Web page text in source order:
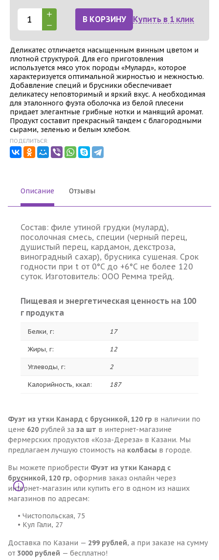
В КОРЗИНУ Купить в 1 клик
Деликатес отличается насыщенным винным цветом и
плотной структурой. Для его приготовления
используется мясо уток породы «Мулард», которое
характеризуется оптимальной жирностью и нежностью.
Добавление специй и брусники обеспечивает
деликатесу неповторимый и яркий вкус. А необходимая
для эталонного фуэта оболочка из белой плесени
придает элегантные грибные нотки и манящий аромат.
Продукт составит прекрасный тандем с благородными
сырами, зеленью и белым хлебом.
ПОДЕЛИТЬСЯ:
Описание Отзывы
Состав: филе утиной грудки (мулард),
посолочная смесь, специи (черный перец,
душистый перец, кардамон, декстроза,
виноградный сахар), брусника сушеная. Срок
годности при t от 0°С до +6°С не более 120
суток. Изготовитель: ООО Ремма трейд.
Пищевая и энергетическая ценность на 100
г продукта
Белки, г: 17
Жиры, г: 12
Углеводы, г: 2
Калорийность, ккал: 187
Фуэт из утки Канард с брусникой, 120 гр в наличии по
цене 620 рублей за за шт в интернет-магазине
фермерских продуктов «Коза-Дереза» в Казани. Мы
предлагаем лучшую стоимость на колбасы в городе.
Вы можете приобрести Фуэт из утки Канард с
брусникой, 120 гр, оформив заказ онлайн через
интернет-магазин или купить его в одном из наших
магазинов по адресам:
• Чистопольская, 75
• Кул Гали, 27
Доставка по Казани — 299 рублей, а при заказе на сумму
от 3000 рублей — бесплатно!